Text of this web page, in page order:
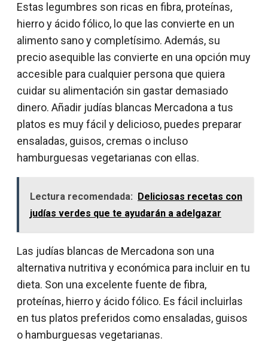
Estas legumbres son ricas en fibra, proteínas,
hierro y ácido fólico, lo que las convierte en un
alimento sano y completísimo. Además, su
precio asequible las convierte en una opción muy
accesible para cualquier persona que quiera
cuidar su alimentación sin gastar demasiado
dinero. Añadir judías blancas Mercadona a tus
platos es muy fácil y delicioso, puedes preparar
ensaladas, guisos, cremas o incluso
hamburguesas vegetarianas con ellas.
Lectura recomendada:
Deliciosas recetas con
judías verdes que te ayudarán a adelgazar
Las judías blancas de Mercadona son una
alternativa nutritiva y económica para incluir en tu
dieta. Son una excelente fuente de fibra,
proteínas, hierro y ácido fólico. Es fácil incluirlas
en tus platos preferidos como ensaladas, guisos
o hamburguesas vegetarianas.